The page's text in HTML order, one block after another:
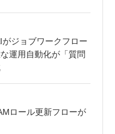
がジョブワークフロー
運用自動化が「質問
ロール更新フローが